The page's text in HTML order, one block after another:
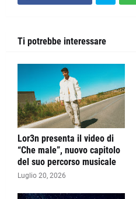
Ti potrebbe interessare
Lor3n presenta il video di
“Che male”, nuovo capitolo
del suo percorso musicale
Luglio 20, 2026